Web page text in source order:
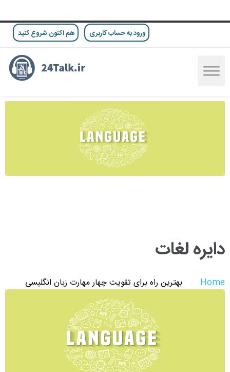
ورود به حساب کاربری هم اکنون شروع کنید
دایره لغات
Home بهترین راه برای تقویت چهار مهارت زبان انگلیسی